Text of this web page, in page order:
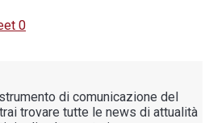
0
di comunicazione del
trovare tutte le news di attualità